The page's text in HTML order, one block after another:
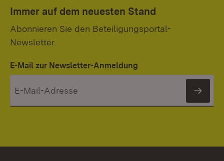
Immer auf dem neuesten Stand
Abonnieren Sie den Beteiligungsportal-
Newsletter.
E-Mail zur Newsletter-Anmeldung